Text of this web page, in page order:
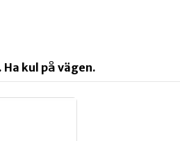
kul på vägen.